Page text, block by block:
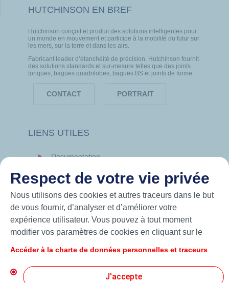
HUTCHINSON EN BREF
Hutchinson conçoit et produit des solutions intelligentes pour
un monde en mouvement et participe à la mobilité du futur sur
les mers, sur la terre et dans les airs.
Fabricant leader d’étanchéité de précision, Hutchinson fournit
des solutions standards et sur-mesure telles que des joints
toriques, bagues quadrilobes, bagues BS et joints de forme.
CONTACT PORTRAIT
LIENS UTILES
Documentation
Hutchinson.com
Respect de votre vie privée
Nous utilisons des cookies et autres traceurs dans le but
de vous fournir, d’analyser et d’améliorer votre
expérience utilisateur. Vous pouvez à tout moment
modifier vos paramètres de cookies en cliquant sur le
« J’accepte », vous acceptez le dépôt de l’ensemble des
cookies. Dans le cas où vous cliquez sur « Je refuse »,
seuls les cookies techniques nécessaires au bon
Accéder à la charte de données personnelles et traceurs
J'accepte